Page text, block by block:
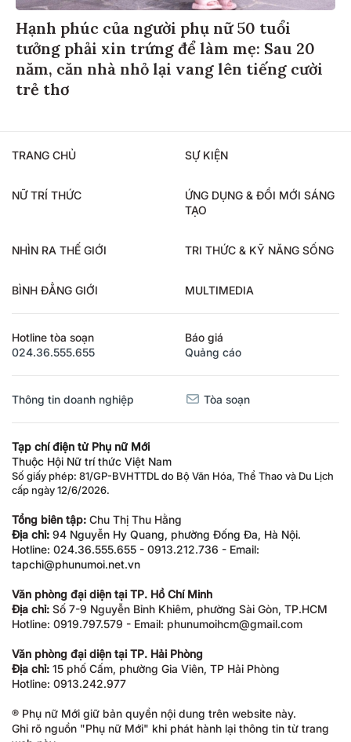
Hạnh phúc của người phụ nữ 50 tuổi
tưởng phải xin trứng để làm mẹ: Sau 20
năm, căn nhà nhỏ lại vang lên tiếng cười
trẻ thơ
TRANG CHỦ SỰ KIỆN
NỮ TRÍ THỨC
ỨNG DỤNG & ĐỔI MỚI SÁNG
TẠO
NHÌN RA THẾ GIỚI TRI THỨC & KỸ NĂNG SỐNG
BÌNH ĐẲNG GIỚI MULTIMEDIA
Hotline tòa soạn
024.36.555.655
Báo giá
Quảng cáo
Thông tin doanh nghiệp Tòa soạn
Tạp chí điện tử Phụ nữ Mới
Thuộc Hội Nữ trí thức Việt Nam
Số giấy phép: 81/GP-BVHTTDL do Bộ Văn Hóa, Thể Thao và Du Lịch
cấp ngày 12/6/2026.
Tổng biên tập: Chu Thị Thu Hằng
Địa chỉ: 94 Nguyễn Hy Quang, phường Đống Đa, Hà Nội.
Hotline: 024.36.555.655 - 0913.212.736 - Email:
tapchi@phunumoi.net.vn
Văn phòng đại diện tại TP. Hồ Chí Minh
Địa chỉ: Số 7-9 Nguyễn Bỉnh Khiêm, phường Sài Gòn, TP.HCM
Hotline: 0919.797.579 - Email: phunumoihcm@gmail.com
Văn phòng đại diện tại TP. Hải Phòng
Địa chỉ: 15 phố Cấm, phường Gia Viên, TP Hải Phòng
Hotline: 0913.242.977
® Phụ nữ Mới giữ bản quyền nội dung trên website này.
Ghi rõ nguồn "Phụ nữ Mới" khi phát hành lại thông tin từ trang